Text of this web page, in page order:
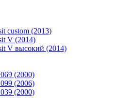
custom (2013)
V (2014)
V высокий (2014)
(2000)
(2006)
(2000)